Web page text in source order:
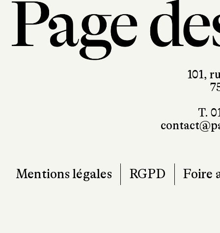
101,
T.
Mentions légales RGPD Foire